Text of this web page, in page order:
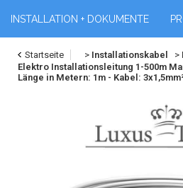
INSTALLATION + DOKUMENTE
Startseite > Installationskabel >
Elektro Installationsleitung 1-500m
Länge in Metern: 1m - Kabel: